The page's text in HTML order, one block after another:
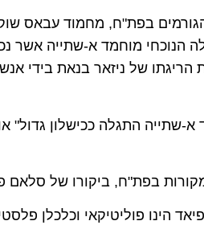
בפת"ח, מחמוד עבאס
הנוכחי מוחמד א-שתייה אשר
הריגתו של ניזאר בנאת בידי
א-שתייה התגלה ככישלון גדול"
בפת"ח, ביקורו של סלאם